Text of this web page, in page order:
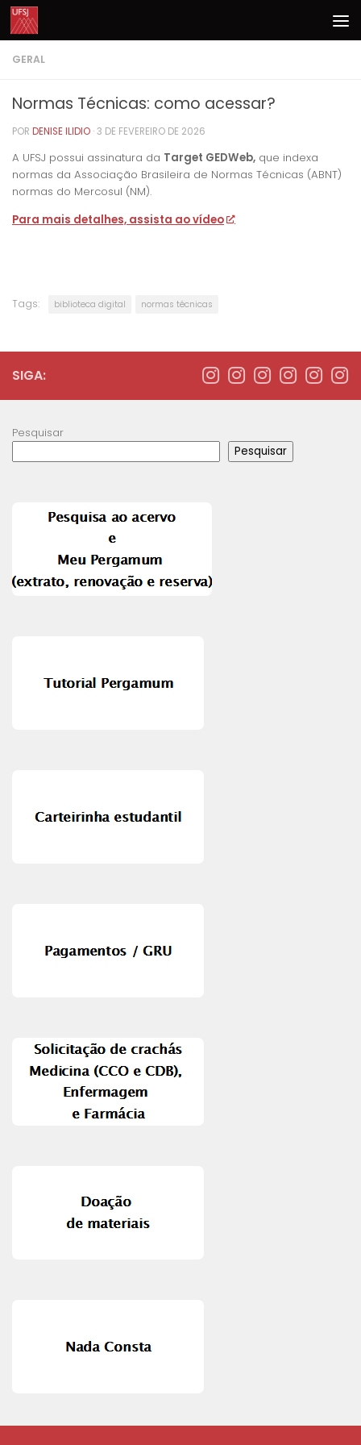
Skip to content
GERAL
Normas Técnicas: como acessar?
POR DENISE ILIDIO ·3 DE FEVEREIRO DE 2026
A UFSJ possui assinatura da Target GEDWeb, que indexa
normas da Associação Brasileira de Normas Técnicas (ABNT)
normas do Mercosul (NM).
Para mais detalhes, assista ao vídeo
Tags: biblioteca digital normas técnicas
SIGA:
Pesquisar
Pesquisar